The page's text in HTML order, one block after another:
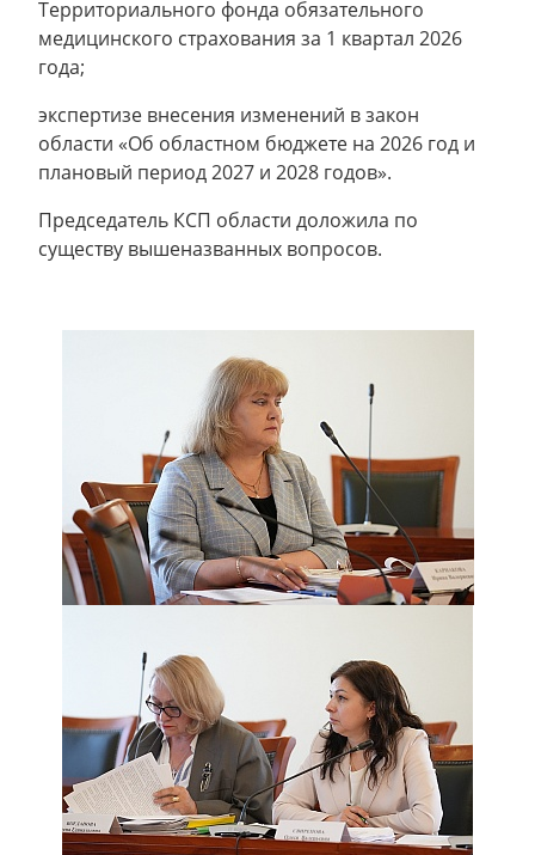
Территориального фонда обязательного
медицинского страхования за 1 квартал 2026
года;
экспертизе внесения изменений в закон
области «Об областном бюджете на 2026 год и
плановый период 2027 и 2028 годов».
Председатель КСП области доложила по
существу вышеназванных вопросов.